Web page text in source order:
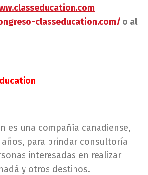
classeducation.com/ o al
es una compañía canadiense,
años, para brindar consultoría
interesadas en realizar
y otros destinos.